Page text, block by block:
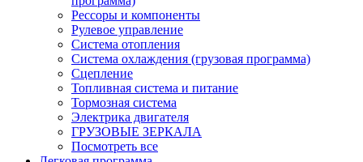
Рессоры и компоненты
Рулевое управление
Система отопления
Система охлаждения (грузовая программа)
Сцепление
Топливная система и питание
Тормозная система
Электрика двигателя
ГРУЗОВЫЕ ЗЕРКАЛА
Посмотреть все